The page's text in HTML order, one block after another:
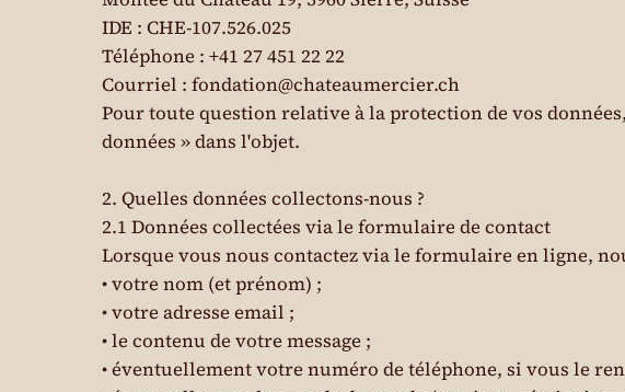
IDE : CHE-107.526.025
Téléphone : +41 27 451 22 22
Courriel : fondation@chateaumercier.ch
Pour toute question relative à la protection de vos
données » dans l'objet.
2. Quelles données collectons-nous ?
2.1 Données collectées via le formulaire de contact
Lorsque vous nous contactez via le formulaire en ligne,
• votre nom (et prénom) ;
• votre adresse email ;
• le contenu de votre message ;
• éventuellement votre numéro de téléphone, si vous le